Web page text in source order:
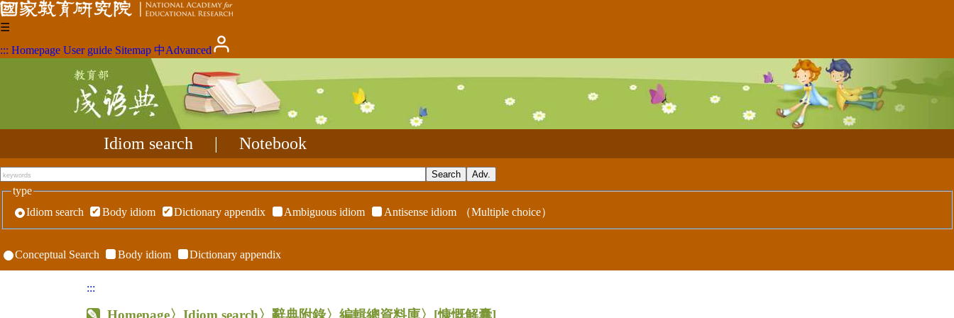
☰
::: Homepage User guide Sitemap 中Advanced
Idiom search Notebook
type
Idiom search
Body idiom Dictionary appendix Ambiguous idiom Antisense idiom （Multiple choice）
Conceptual Search Body idiom Dictionary appendix
:::
Homepage〉Idiom search〉辭典附錄〉編輯總資料庫〉 [慷慨解囊]